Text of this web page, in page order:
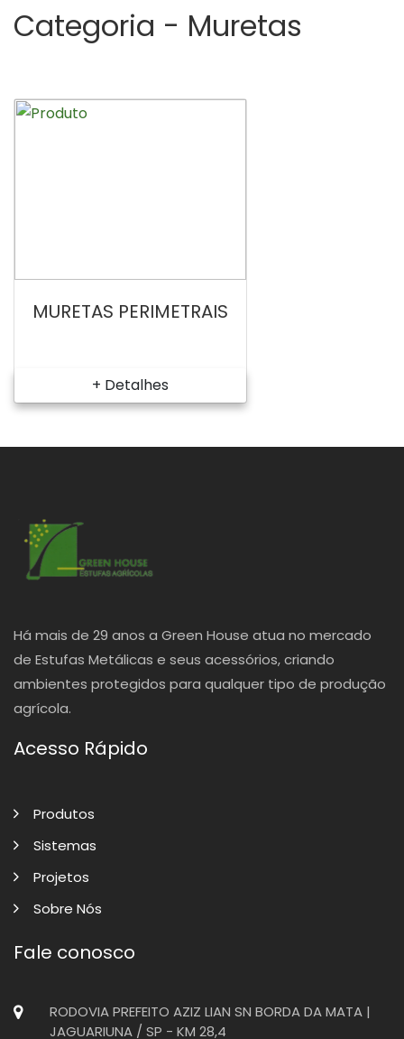
Categoria - Muretas
MURETAS PERIMETRAIS
+ Detalhes
Há mais de 29 anos a Green House atua no mercado
de Estufas Metálicas e seus acessórios, criando
ambientes protegidos para qualquer tipo de produção
agrícola.
Acesso Rápido
Produtos
Sistemas
Projetos
Sobre Nós
Fale conosco
RODOVIA PREFEITO AZIZ LIAN SN BORDA DA MATA |
JAGUARIUNA / SP - KM 28,4